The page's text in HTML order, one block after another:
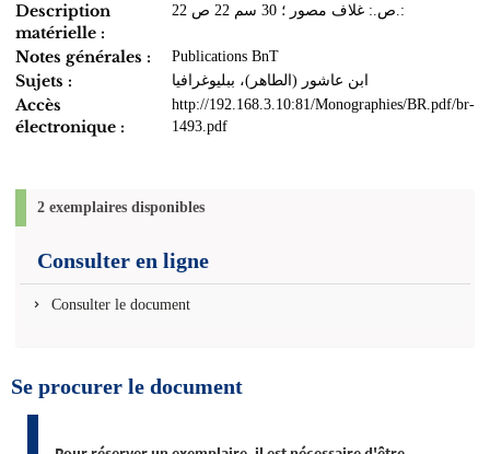
Description
matérielle :
22 ص.: غلاف مصور ؛ 30 سم 22 ص.:
Notes générales : Publications BnT
Sujets : ابن عاشور (الطاهر)، ببليوغرافيا
Accès
électronique :
http://192.168.3.10:81/Monographies/BR.pdf/br-
1493.pdf
2 exemplaires disponibles
Consulter en ligne
Consulter le document
Se procurer le document